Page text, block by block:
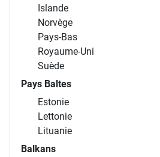
Islande
Norvège
Pays-Bas
Royaume-Uni
Suède
Pays Baltes
Estonie
Lettonie
Lituanie
Balkans